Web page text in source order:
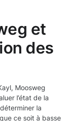
et
des
Moosweg
l’état de la
la
ce soit à basse